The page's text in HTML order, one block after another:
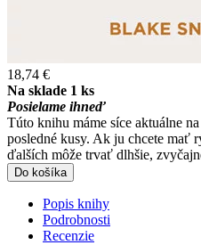
18,74 €
Na sklade 1 ks
Posielame ihneď
Túto knihu máme síce aktuálne
posledné kusy. Ak ju chcete mať
ďalších môže trvať dlhšie,
Do košíka
Popis knihy
Podrobnosti
Recenzie